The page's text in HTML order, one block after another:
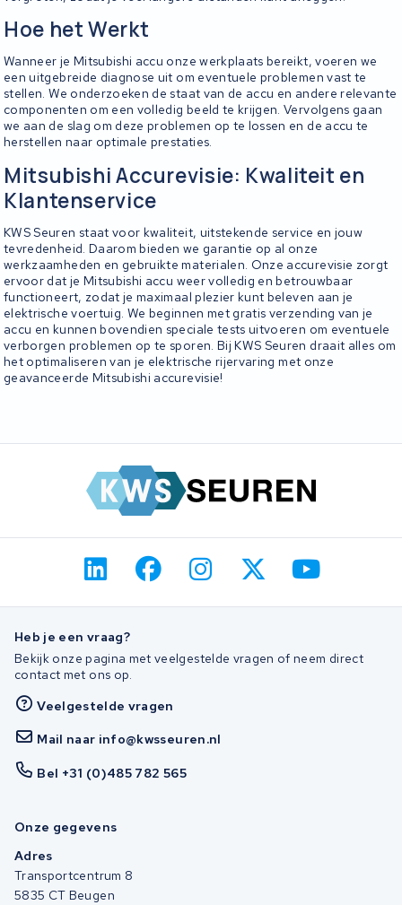
Hoe het Werkt
Wanneer je Mitsubishi accu onze werkplaats bereikt, voeren we
een uitgebreide diagnose uit om eventuele problemen vast te
stellen. We onderzoeken de staat van de accu en andere relevante
componenten om een volledig beeld te krijgen. Vervolgens gaan
we aan de slag om deze problemen op te lossen en de accu te
herstellen naar optimale prestaties.
Mitsubishi Accurevisie: Kwaliteit en
Klantenservice
KWS Seuren staat voor kwaliteit, uitstekende service en jouw
tevredenheid. Daarom bieden we garantie op al onze
werkzaamheden en gebruikte materialen. Onze accurevisie zorgt
ervoor dat je Mitsubishi accu weer volledig en betrouwbaar
functioneert, zodat je maximaal plezier kunt beleven aan je
elektrische voertuig. We beginnen met gratis verzending van je
accu en kunnen bovendien speciale tests uitvoeren om eventuele
verborgen problemen op te sporen. Bij KWS Seuren draait alles om
het optimaliseren van je elektrische rijervaring met onze
geavanceerde Mitsubishi accurevisie!
Heb je een vraag?
Bekijk onze pagina met veelgestelde vragen of neem direct
contact met ons op.
Veelgestelde vragen
Mail naar info@kwsseuren.nl
Bel +31 (0)485 782 565
Onze gegevens
Adres
Transportcentrum 8
5835 CT Beugen